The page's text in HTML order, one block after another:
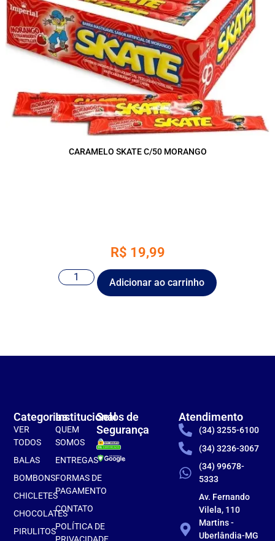
CARAMELO SKATE C/50 MORANGO
R$ 19,99
Adicionar ao carrinho
Institucional
QUEM
SOMOS
ENTREGAS
FORMAS DE
PAGAMENTO
CONTATO
POLÍTICA DE
Categorias
VER
TODOS
BALAS
BOMBONS
CHICLETES
CHOCOLATES
PIRULITOS
Atendimento
(34) 3255-6100
(34) 3236-3067
(34) 99678-
5333
Av. Fernando
Vilela, 110
Martins -
Uberlândia-MG
Selos de
Segurança